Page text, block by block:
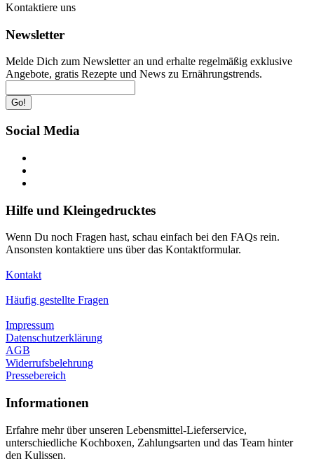
Kontaktiere uns
Newsletter
Melde Dich zum Newsletter an und erhalte regelmäßig exklusive
Angebote, gratis Rezepte und News zu Ernährungstrends.
Go!
Social Media
Hilfe und Kleingedrucktes
Wenn Du noch Fragen hast, schau einfach bei den FAQs rein.
Ansonsten kontaktiere uns über das Kontaktformular.
Kontakt
Häufig gestellte Fragen
Impressum
Datenschutzerklärung
AGB
Widerrufsbelehrung
Pressebereich
Informationen
Erfahre mehr über unseren Lebensmittel-Lieferservice,
unterschiedliche Kochboxen, Zahlungsarten und das Team hinter
den Kulissen.